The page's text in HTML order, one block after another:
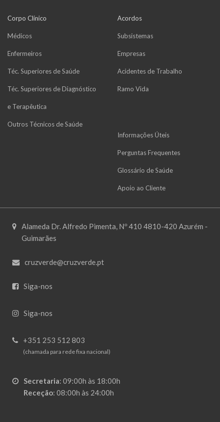
Corpo Clínico
Médicos
Enfermeiros
Téc. Superiores de Saúde
Téc. Superiores de Diagnóstico
e Terapêutica
Outros Técnicos de Saúde
Acordos
Subsistemas
Empresas
Acidentes de Trabalho
Ramo Vida
Informações Úteis
Perguntas Frequentes
Glossário de Saúde
Apoio ao Cliente
Alameda Dr. Alfredo Pimenta, Nº 410 4810-420 Azurém -
Guimarães
cruzverde@cruzverde.pt
Siga-nos
Siga-nos
+351 253 512 803
(chamada para rede fixa nacional)
Secretaria: 09:00h às 18:00h
Receção: 08:00h às 24:00h